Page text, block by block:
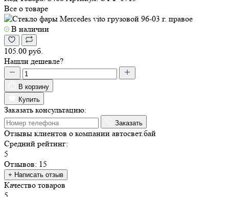
В наличии
105.00 руб.
Нашли дешевле?
В корзину
Купить
Заказать консультацию:
Отзывыклиентов о компанииавтосвет.бай
Средний рейтинг:
Отзывов: 15
+ Написать отзыв
Качество товаров
Срок доставки